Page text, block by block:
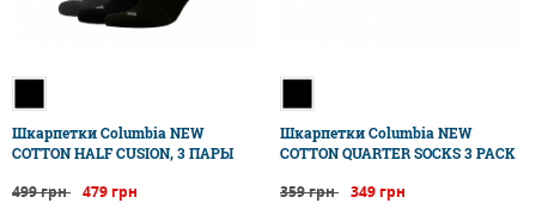
Шкарпетки Columbia NEW
COTTON HALF CUSION, 3 ПАРЫ
499 грн 479 грн
Шкарпетки Columbia NEW
COTTON QUARTER SOCKS 3 PACK
359 грн 349 грн